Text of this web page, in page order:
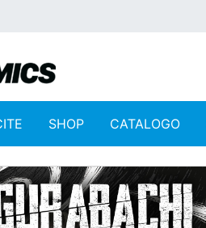
SHOP CATALOGO